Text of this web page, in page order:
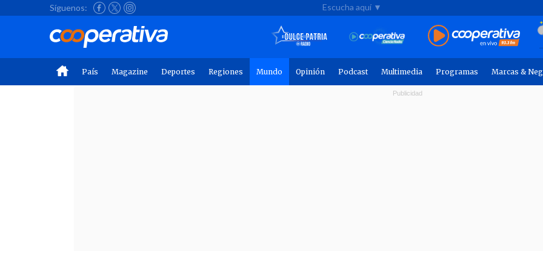
Síguenos: Escucha aquí ▼
País Magazine Deportes Regiones Mundo Opinión Podcast Multimedia Programas Marcas &